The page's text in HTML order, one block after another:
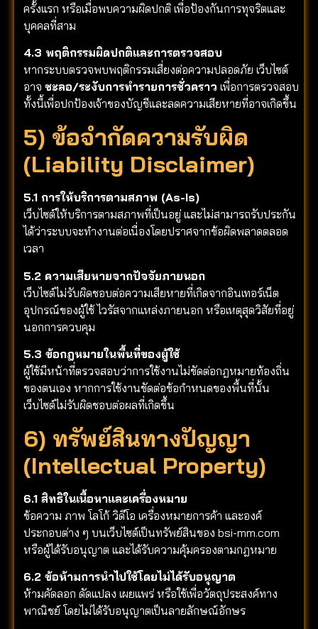
ครั้งแรก หรือเมื่อพบความผิดปกติ เพื่อป้องกันการทุจริตและ
บุคคลที่สาม
4.3 พฤติกรรมผิดปกติและการตรวจสอบ
หากระบบตรวจพบพฤติกรรมเสี่ยงต่อความปลอดภัย เว็บไซต์
อาจ ชะลอ/ระงับการทำรายการชั่วคราว เพื่อการตรวจสอบ
ทั้งนี้เพื่อปกป้องเจ้าของบัญชีและลดความเสียหายที่อาจเกิดขึ้น
5) ข้อจำกัดความรับผิด
(Liability Disclaimer)
5.1 การให้บริการตามสภาพ (As-Is)
เว็บไซต์ให้บริการตามสภาพที่เป็นอยู่ และไม่สามารถรับประกัน
ได้ว่าระบบจะทำงานต่อเนื่องโดยปราศจากข้อผิดพลาดตลอด
เวลา
5.2 ความเสียหายจากปัจจัยภายนอก
เว็บไซต์ไม่รับผิดชอบต่อความเสียหายที่เกิดจากอินเทอร์เน็ต
อุปกรณ์ของผู้ใช้ ไวรัสจากแหล่งภายนอก หรือเหตุสุดวิสัยที่อยู่
นอกการควบคุม
5.3 ข้อกฎหมายในพื้นที่ของผู้ใช้
ผู้ใช้มีหน้าที่ตรวจสอบว่าการใช้งานไม่ขัดต่อกฎหมายท้องถิ่น
ของตนเอง หากการใช้งานขัดต่อข้อกำหนดของพื้นที่นั้น
เว็บไซต์ไม่รับผิดชอบต่อผลที่เกิดขึ้น
6) ทรัพย์สินทางปัญญา
(Intellectual Property)
6.1 สิทธิในเนื้อหาและเครื่องหมาย
ข้อความ ภาพ โลโก้ วิดีโอ เครื่องหมายการค้า และองค์
ประกอบต่าง ๆ บนเว็บไซต์เป็นทรัพย์สินของ bsi-mm.com
หรือผู้ได้รับอนุญาต และได้รับความคุ้มครองตามกฎหมาย
6.2 ข้อห้ามการนำไปใช้โดยไม่ได้รับอนุญาต
ห้ามคัดลอก ดัดแปลง เผยแพร่ หรือใช้เพื่อวัตถุประสงค์ทาง
พาณิชย์ โดยไม่ได้รับอนุญาตเป็นลายลักษณ์อักษร